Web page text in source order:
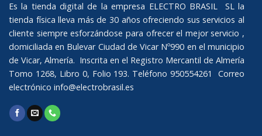
Es la tienda digital de la empresa ELECTRO BRASIL SL la
tienda física lleva más de 30 años ofreciendo sus servicios al
cliente siempre esforzándose para ofrecer el mejor servicio ,
domiciliada en Bulevar Ciudad de Vicar Nº990 en el municipio
de Vicar, Almería. Inscrita en el Registro Mercantil de Almería
Tomo 1268, Libro 0, Folio 193. Teléfono 950554261 Correo
electrónico info@electrobrasil.es